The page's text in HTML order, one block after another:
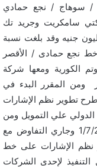
/ سوهاج / نجع حمادي
سامكريت وجريد تك
بتكلفة 86.5 مليون يورو + 846 مليون جنيه وقد بلغت نسبة
خط نجع حمادى / الأقصر
الكورية ومعها شركة
110 مليون دولار ومن المقرر البدء في
من 1/7/2021 وجاري طرح تطوير نظم الإشارات
علي التمويل ومن
المخطط البدء في التنفيذ اعتباراً من 1/7/2021 وجاري التفاوض مع
نظم الإشارات على خط
التنفيذ لإحدى الشركات